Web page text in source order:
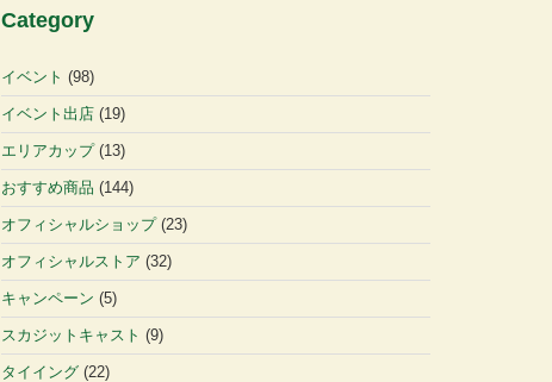
Category
イベント (98)
イベント出店 (19)
エリアカップ(13)
おすすめ商品 (144)
オフィシャルショップ(23)
オフィシャルストア (32)
キャンペーン (5)
スカジットキャスト (9)
タイイング (22)